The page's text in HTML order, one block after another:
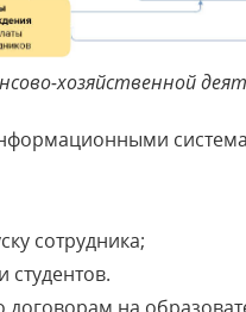
хозяйственной
сотрудника;
студентов.